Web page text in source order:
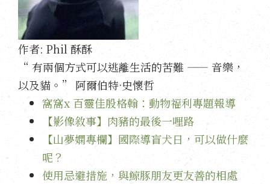
作者: Phil 酥酥
“ 有兩個方式可以逃離生活的苦難 —— 音樂，
以及貓。” 阿爾伯特·史懷哲
窩窩x 百靈佳殷格翰：動物福利專題報導
【影像敘事】肉豬的最後一哩路
【山夢嫻專欄】國際導盲犬日，可以做什麼
呢？
使用忌避措施，與鯨豚朋友更友善的相處